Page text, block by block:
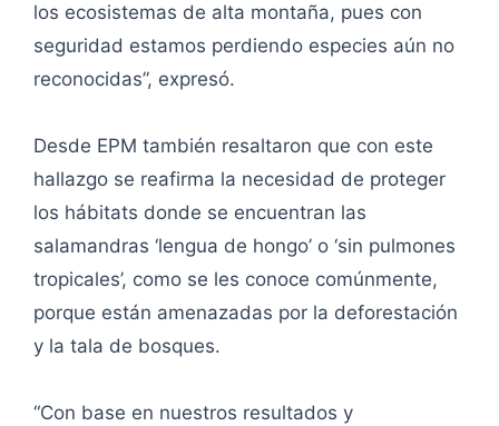
los ecosistemas de alta montaña, pues con
seguridad estamos perdiendo especies aún no
reconocidas”, expresó.
Desde EPM también resaltaron que con este
hallazgo se reafirma la necesidad de proteger
los hábitats donde se encuentran las
salamandras ‘lengua de hongo’ o ‘sin pulmones
tropicales’, como se les conoce comúnmente,
porque están amenazadas por la deforestación
y la tala de bosques.
“Con base en nuestros resultados y